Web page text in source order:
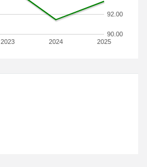
2023 2024 2025
90.00
92.00